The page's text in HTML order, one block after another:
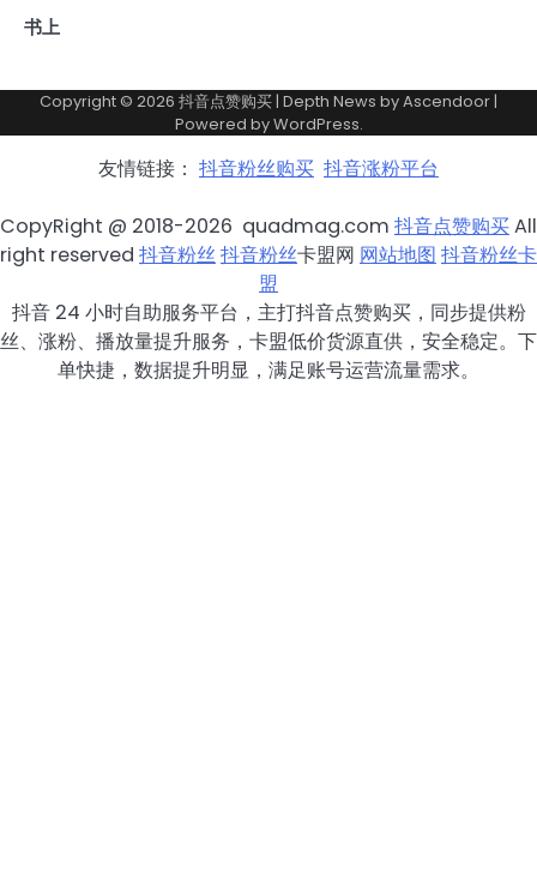
书上
Copyright © 2026 抖音点赞购买 | Depth News byAscendoor |
Powered byWordPress.
友情链接： 抖音粉丝购买 抖音涨粉平台
CopyRight @ 2018-2026 quadmag.com 抖音点赞购买All
right reserved 抖音粉丝抖音粉丝卡盟网 网站地图 抖音粉丝卡
盟
抖音 24 小时自助服务平台，主打抖音点赞购买，同步提供粉
丝、涨粉、播放量提升服务，卡盟低价货源直供，安全稳定。下
单快捷，数据提升明显，满足账号运营流量需求。